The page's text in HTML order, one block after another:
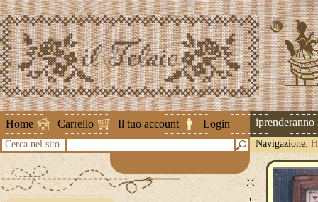
Home Carrello Il tuo account Login
Attenzione ! Le spedizioni riprenderanno il
Cerca nel sito Navigazione: